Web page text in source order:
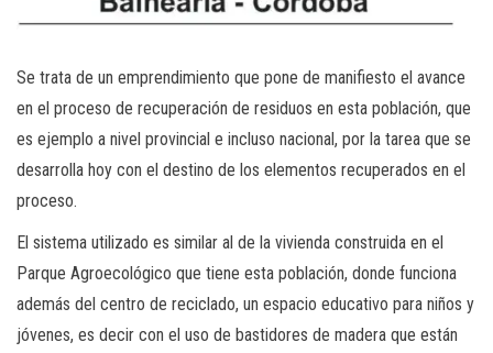
Se trata de un emprendimiento que pone de manifiesto el avance
en el proceso de recuperación de residuos en esta población, que
es ejemplo a nivel provincial e incluso nacional, por la tarea que se
desarrolla hoy con el destino de los elementos recuperados en el
proceso.
El sistema utilizado es similar al de la vivienda construida en el
Parque Agroecológico que tiene esta población, donde funciona
además del centro de reciclado, un espacio educativo para niños y
jóvenes, es decir con el uso de bastidores de madera que están